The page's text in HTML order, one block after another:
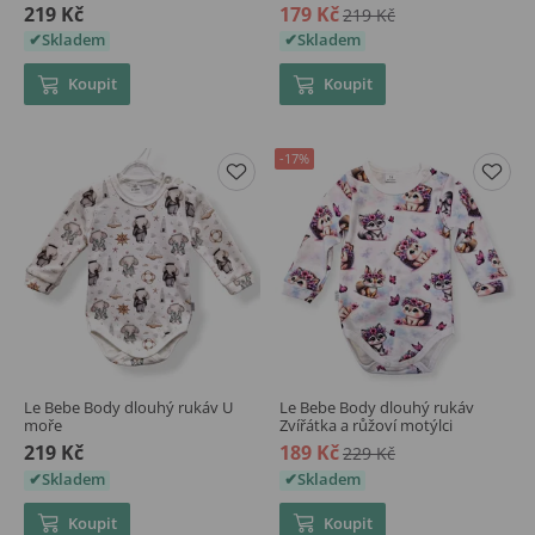
219 Kč
Skladem
Koupit
179 Kč219 Kč
Skladem
Koupit
Le Bebe Body dlouhý rukáv U
moře
219 Kč
Skladem
Koupit
-17%
Le Bebe Body dlouhý rukáv
Zvířátka a růžoví motýlci
189 Kč229 Kč
Skladem
Koupit